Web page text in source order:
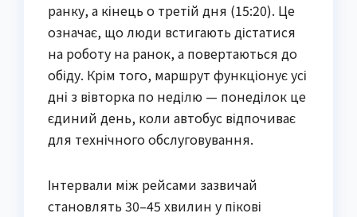
ранку, а кінець о третій дня (15:20). Це
означає, що люди встигають дістатися
на роботу на ранок, а повертаються до
обіду. Крім того, маршрут функціонує усі
дні з вівторка по неділю — понеділок це
єдиний день, коли автобус відпочиває
для технічного обслуговування.
Інтервали між рейсами зазвичай
становлять 30–45 хвилин у пікові